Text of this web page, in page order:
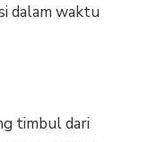
dalam waktu
timbul dari